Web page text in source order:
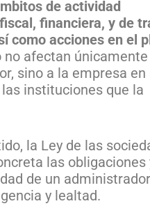
de actividad
financiera, y de
como acciones en el
no afectan
sino a la empresa en
instituciones que la
la Ley de las
las obligaciones
de un
y lealtad.